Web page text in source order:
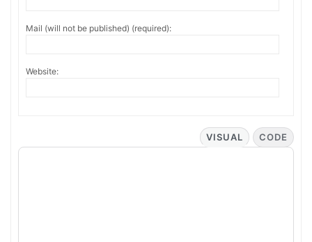
Mail (will not be published) (required):
Website:
VISUAL CODE